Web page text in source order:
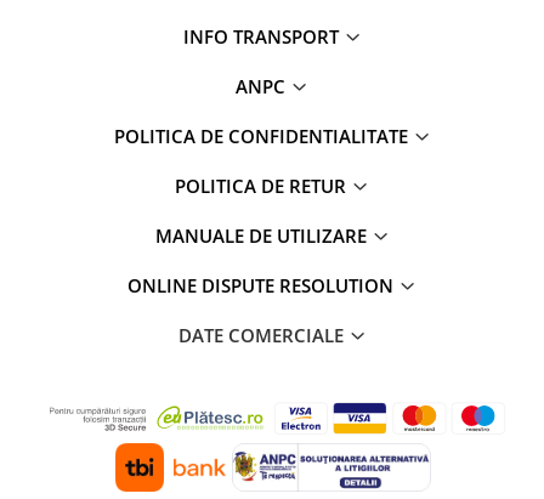
INFO TRANSPORT
ANPC
POLITICA DE CONFIDENTIALITATE
POLITICA DE RETUR
MANUALE DE UTILIZARE
ONLINE DISPUTE RESOLUTION
DATE COMERCIALE